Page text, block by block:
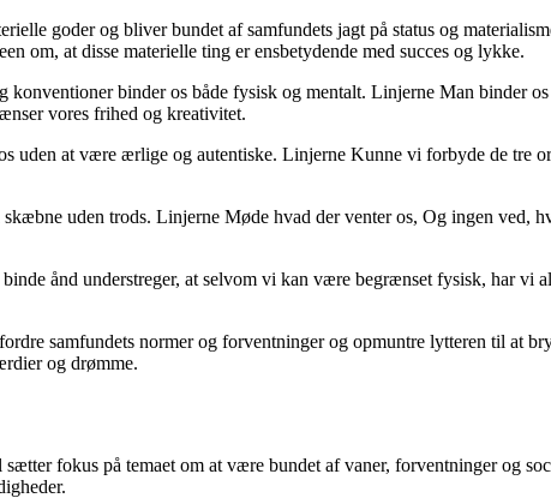
goder og bliver bundet af samfundets jagt på status og
om, at disse materielle ting er ensbetydende med succes og lykke.
konventioner binder os både fysisk og mentalt. Linjerne Man binder
vores frihed og kreativitet.
uden at være ærlige og autentiske. Linjerne Kunne vi forbyde de
uden trods. Linjerne Møde hvad der venter os, Og ingen ved,
ånd understreger, at selvom vi kan være begrænset fysisk, har vi
samfundets normer og forventninger og opmuntre lytteren til at
og drømme.
fokus på temaet om at være bundet af vaner, forventninger og